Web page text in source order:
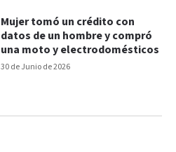
30 de Junio de 2026
Mujer tomó un crédito con
datos de un hombre y compró
una moto y electrodomésticos